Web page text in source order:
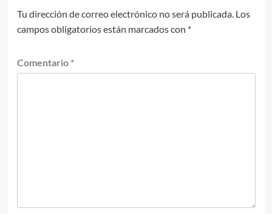
Tu dirección de correo electrónico no será publicada. Los
campos obligatorios están marcados con *
Comentario *